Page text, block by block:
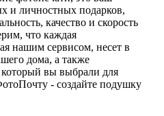
и личностных подарков,
качество и скорость
что каждая
нашим сервисом, несет в
дома, а также
вы выбрали для
- создайте подушку